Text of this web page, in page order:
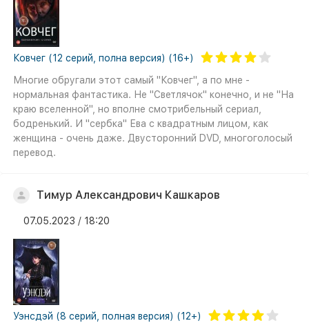
Ковчег (12 серий, полна версия) (16+)
Многие обругали этот самый "Ковчег", а по мне -
нормальная фантастика. Не "Светлячок" конечно, и не "На
краю вселенной", но вполне смотрибельный сериал,
бодренький. И "сербка" Ева с квадратным лицом, как
женщина - очень даже. Двусторонний DVD, многоголосый
перевод.
Тимур Александрович Кашкаров
07.05.2023 / 18:20
Уэнсдэй (8 серий, полная версия) (12+)